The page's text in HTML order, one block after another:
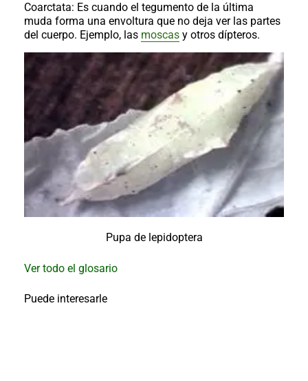
Ganadería
Hidroponía
Pastos
caprinos
Porcino
Cosecha
Coarctata: Es cuando el tegumento de la última
muda forma una envoltura que no deja ver las partes
del cuerpo. Ejemplo, las moscas y otros dípteros.
Pupa de lepidoptera
Ver todo el glosario
Puede interesarle